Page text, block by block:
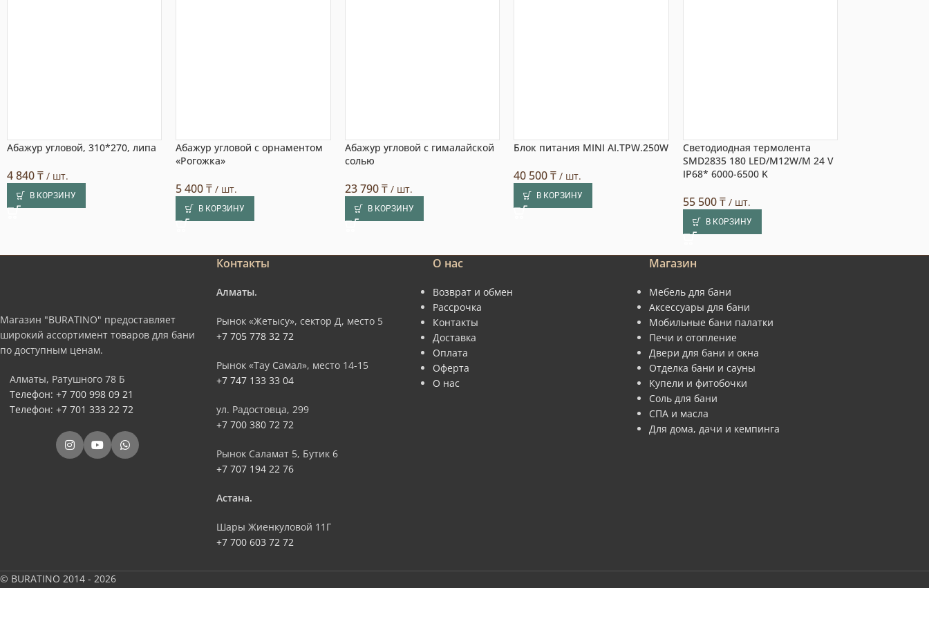
Абажур угловой, 310*270, липа
4 840₸ / шт.
В КОРЗИНУ
Абажур угловой с орнаментом
«Рогожка»
5 400₸ / шт.
В КОРЗИНУ
Абажур угловой с гималайской
солью
23 790₸/ шт.
В КОРЗИНУ
Блок питания MINI AI.TPW.250W
40 500₸ / шт.
В КОРЗИНУ
Светодиодная термолента
SMD2835 180 LED/M12W/M 24 V
IP68* 6000-6500 K
55 500₸/ шт.
В КОРЗИНУ
Магазин "BURATINO" предоставляет
широкий ассортимент товаров для бани
по доступным ценам.
Алматы, Ратушного 78 Б
Телефон: +7 700 998 09 21
Телефон: +7 701 333 22 72
Контакты
Алматы.
Рынок «Жетысу», сектор Д, место 5
+7 705 778 32 72
Рынок «Тау Самал», место 14-15
+7 747 133 33 04
ул. Радостовца, 299
+7 700 380 72 72
Рынок Саламат 5, Бутик 6
+7 707 194 22 76
Астана.
Шары Жиенкуловой 11Г
+7 700 603 72 72
О нас
Возврат и обмен
Рассрочка
Контакты
Доставка
Оплата
Оферта
О нас
Магазин
Мебель для бани
Аксессуары для бани
Мобильные бани палатки
Печи и отопление
Двери для бани и окна
Отделка бани и сауны
Купели и фитобочки
Соль для бани
СПА и масла
Для дома, дачи и кемпинга
© BURATINO 2014 - 2026